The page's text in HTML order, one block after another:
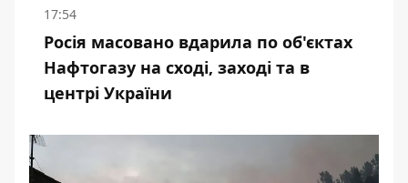
17:54
Росія масовано вдарила по об'єктах
Нафтогазу на сході, заході та в
центрі України